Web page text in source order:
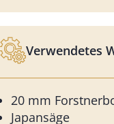
Verwendetes
20 mm
Japansäge